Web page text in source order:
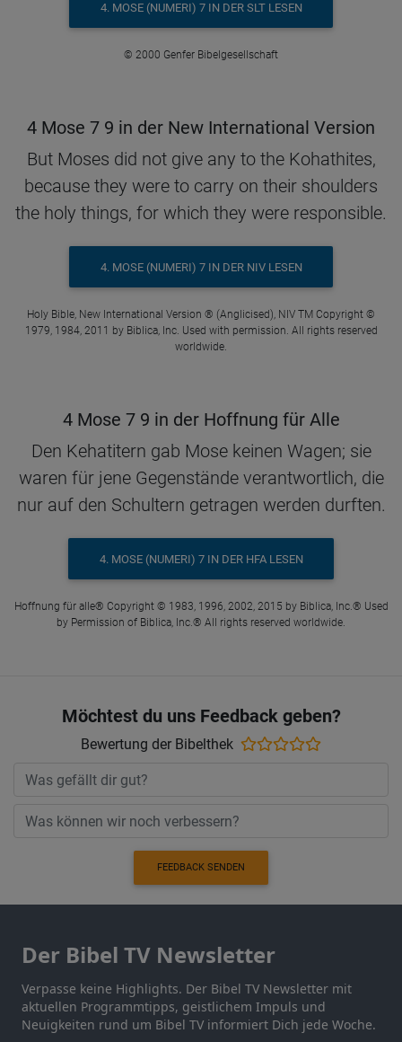
4. MOSE (NUMERI) 7 IN DER SLT LESEN
© 2000 Genfer Bibelgesellschaft
4 Mose 7 9 in der New International Version
But Moses did not give any to the Kohathites,
because they were to carry on their shoulders
the holy things, for which they were responsible.
4. MOSE (NUMERI) 7 IN DER NIV LESEN
Holy Bible, New International Version ® (Anglicised), NIV TM Copyright ©
1979, 1984, 2011 by Biblica, Inc. Used with permission. All rights reserved
worldwide.
4 Mose 7 9 in der Hoffnung für Alle
Den Kehatitern gab Mose keinen Wagen; sie
waren für jene Gegenstände verantwortlich, die
nur auf den Schultern getragen werden durften.
4. MOSE (NUMERI) 7 IN DER HFA LESEN
Hoffnung für alle® Copyright © 1983, 1996, 2002, 2015 by Biblica, Inc.® Used
by Permission of Biblica, Inc.® All rights reserved worldwide.
Möchtest du uns Feedback geben?
Bewertung der Bibelthek
FEEDBACK SENDEN
Der Bibel TV Newsletter
Verpasse keine Highlights. Der Bibel TV Newsletter mit
aktuellen Programmtipps, geistlichem Impuls und
Neuigkeiten rund um Bibel TV informiert Dich jede Woche.